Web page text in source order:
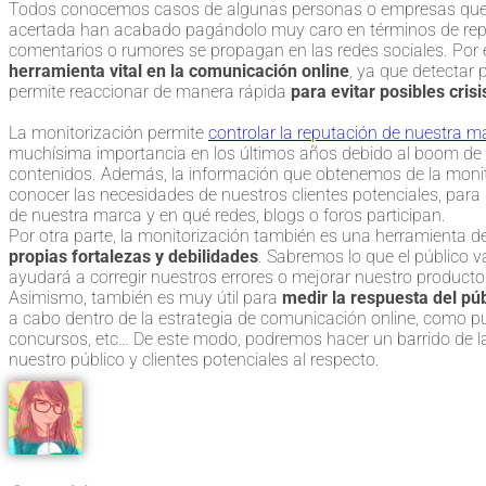
Todos conocemos casos de algunas personas o empresas
acertada han acabado pagándolo muy caro en términos de
comentarios o rumores se propagan en las redes sociales.
herramienta vital en la comunicación online , ya que
permite reaccionar de manera rápida para evitar posibles
La monitorización permite controlar la reputación de nuestra
muchísima importancia en los últimos años debido al boom
contenidos. Además, la información que obtenemos de la
conocer las necesidades de nuestros clientes potenciales,
de nuestra marca y en qué redes, blogs o foros participan.
Por otra parte, la monitorización también es una herramienta
propias fortalezas y debilidades . Sabremos lo que el público
ayudará a corregir nuestros errores o mejorar nuestro
Asimismo, también es muy útil para medir la respuesta del
a cabo dentro de la estrategia de comunicación online, como
concursos, etc… De este modo, podremos hacer un barrido de
nuestro público y clientes potenciales al respecto.